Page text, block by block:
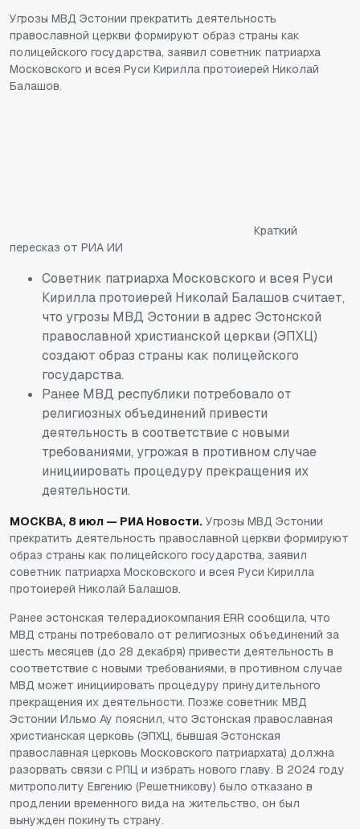
Угрозы МВД Эстонии прекратить деятельность
православной церкви формируют образ страны как
полицейского государства, заявил советник патриарха
Московского и всея Руси Кирилла протоиерей Николай
Балашов.
Краткий
пересказ от РИА ИИ
Советник патриарха Московского и всея Руси
Кирилла протоиерей Николай Балашов считает,
что угрозы МВД Эстонии в адрес Эстонской
православной христианской церкви (ЭПХЦ)
создают образ страны как полицейского
государства.
Ранее МВД республики потребовало от
религиозных объединений привести
деятельность в соответствие с новыми
требованиями, угрожая в противном случае
инициировать процедуру прекращения их
деятельности.
МОСКВА, 8 июл — РИА Новости. Угрозы МВД Эстонии
прекратить деятельность православной церкви формируют
образ страны как полицейского государства, заявил
советник патриарха Московского и всея Руси Кирилла
протоиерей Николай Балашов.
Ранее эстонская телерадиокомпания ERR сообщила, что
МВД страны потребовало от религиозных объединений за
шесть месяцев (до 28 декабря) привести деятельность в
соответствие с новыми требованиями, в противном случае
МВД может инициировать процедуру принудительного
прекращения их деятельности. Позже советник МВД
Эстонии Ильмо Ау пояснил, что Эстонская православная
христианская церковь (ЭПХЦ, бывшая Эстонская
православная церковь Московского патриархата) должна
разорвать связи с РПЦ и избрать нового главу. В 2024 году
митрополиту Евгению (Решетникову) было отказано в
продлении временного вида на жительство, он был
вынужден покинуть страну.